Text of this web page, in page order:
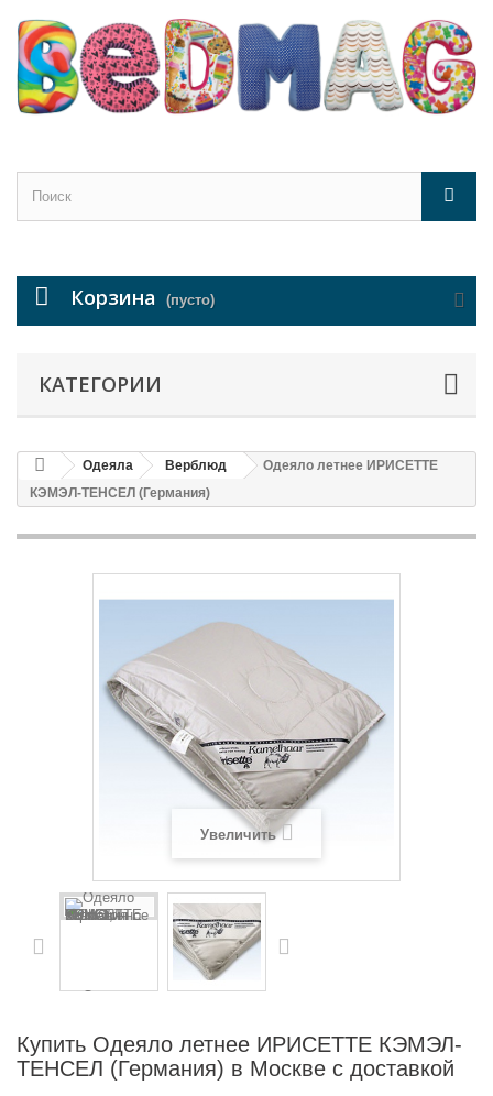
Корзина (пусто)
КАТЕГОРИИ
Одеяла Верблюд
Одеяло летнее ИРИСЕТТЕ
КЭМЭЛ-ТЕНСЕЛ (Германия)
Увеличить
Купить Одеяло летнее ИРИСЕТТЕ КЭМЭЛ-
ТЕНСЕЛ (Германия) в Москве с доставкой